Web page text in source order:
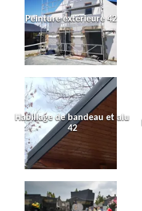
Peinture extérieure 42
Habillage de bandeau et alu
42